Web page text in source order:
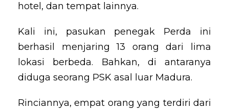
hotel, dan tempat lainnya.
Kali ini, pasukan penegak Perda ini
berhasil menjaring 13 orang dari lima
lokasi berbeda. Bahkan, di antaranya
diduga seorang PSK asal luar Madura.
Rinciannya, empat orang yang terdiri dari